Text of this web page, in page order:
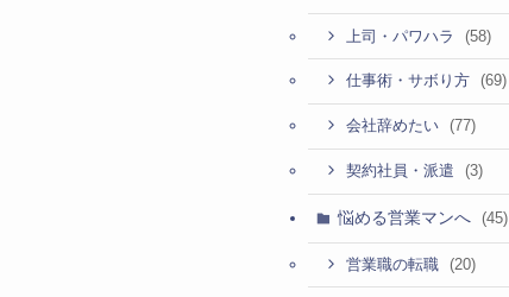
上司・パワハラ (58)
仕事術・サボり方 (69)
会社辞めたい (77)
契約社員・派遣 (3)
悩める営業マンへ (45)
営業職の転職 (20)